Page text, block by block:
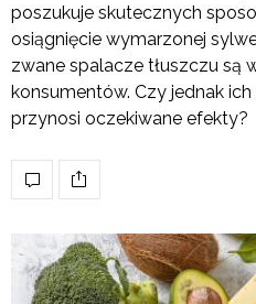
poszukuje skutecznych
osiągnięcie wymarzonej
zwane spalacze tłuszczu są
konsumentów. Czy jednak
przynosi oczekiwane efekty?